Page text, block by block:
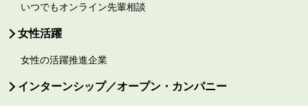
いつでもオンライン先輩相談
女性活躍
女性の活躍推進企業
インターンシップ／オープン・カンパニー